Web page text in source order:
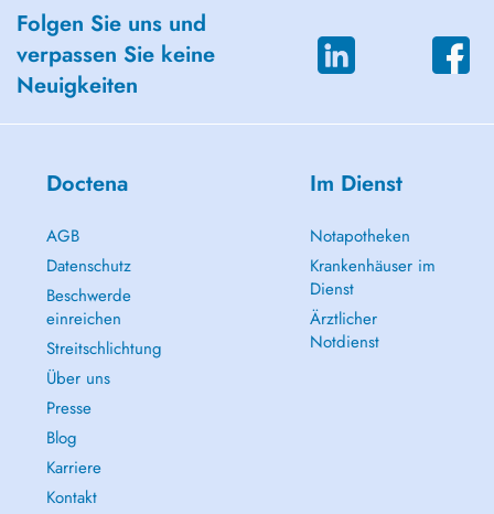
Folgen Sie uns und
verpassen Sie keine
Neuigkeiten
Doctena
AGB
Datenschutz
Beschwerde
einreichen
Streitschlichtung
Über uns
Presse
Blog
Karriere
Kontakt
Im Dienst
Notapotheken
Krankenhäuser im
Dienst
Ärztlicher
Notdienst